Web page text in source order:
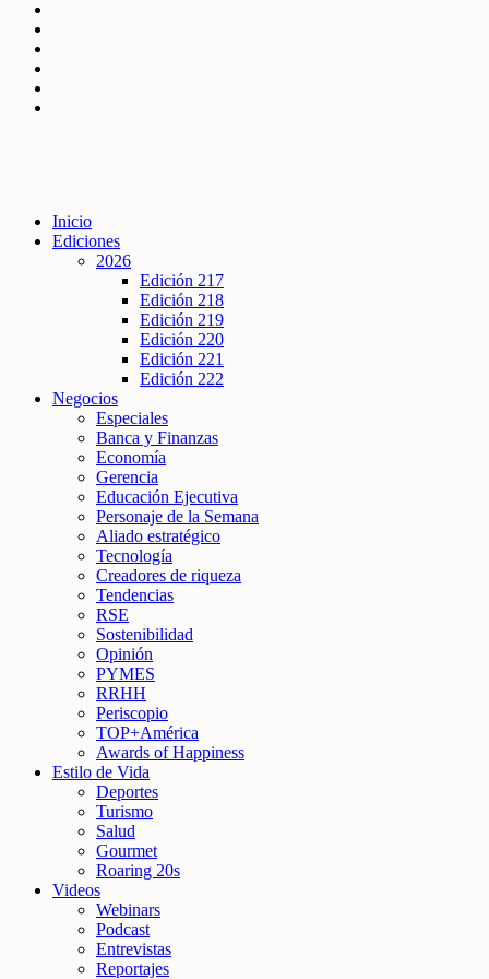
Inicio
Ediciones
2026
Edición 217
Edición 218
Edición 219
Edición 220
Edición 221
Edición 222
Negocios
Especiales
Banca y Finanzas
Economía
Gerencia
Educación Ejecutiva
Personaje de la Semana
Aliado estratégico
Tecnología
Creadores de riqueza
Tendencias
RSE
Sostenibilidad
Opinión
PYMES
RRHH
Periscopio
TOP+América
Awards of Happiness
Estilo de Vida
Deportes
Turismo
Salud
Gourmet
Roaring 20s
Videos
Webinars
Podcast
Entrevistas
Reportajes